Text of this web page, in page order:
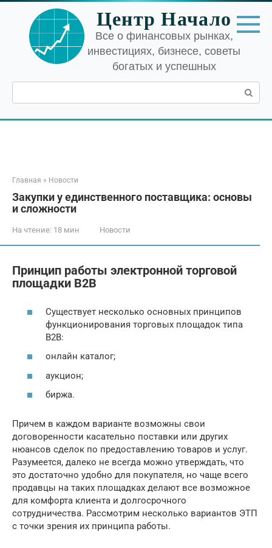
Перейти
контенту
Центр Начало
Все о финансовых рынках,
инвестициях, бизнесе, советы
богатых и успешных
Поиск:
Главная » Новости
Закупки у единственного поставщика: основы
и сложности
На чтение: 18 мин Новости
Принцип работы электронной торговой
площадки B2B
Существует несколько основных принципов
функционирования торговых площадок типа
В2В:
онлайн каталог;
аукцион;
биржа.
Причем в каждом варианте возможны свои
договоренности касательно поставки или других
нюансов сделок по предоставлению товаров и услуг.
Разумеется, далеко не всегда можно утверждать, что
это достаточно удобно для покупателя, но чаще всего
продавцы на таких площадках делают все возможное
для комфорта клиента и долгосрочного
сотрудничества. Рассмотрим несколько вариантов ЭТП
с точки зрения их принципа работы.